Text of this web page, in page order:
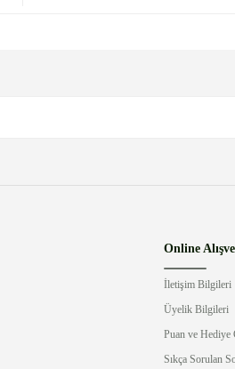
Online
İletişim Bilgileri
Üyelik Bilgileri
Puan ve Hediye
Sıkça Sorulan